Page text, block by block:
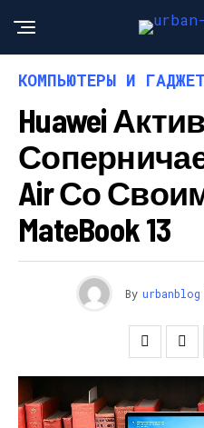
КОМПЬЮТЕРЫ И
Huawei
Air Со
MateBook 13
By urbanblog